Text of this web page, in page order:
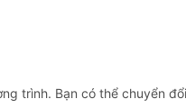
trình. Bạn có thể chuyển